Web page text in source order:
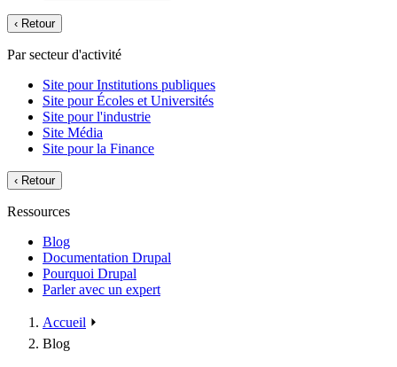
‹ Retour
Par secteur d'activité
Site pour Institutions publiques
Site pour Écoles et Universités
Site pour l'industrie
Site Média
Site pour la Finance
‹ Retour
Ressources
Blog
Documentation Drupal
Pourquoi Drupal
Parler avec un expert
Accueil ⏵
Blog